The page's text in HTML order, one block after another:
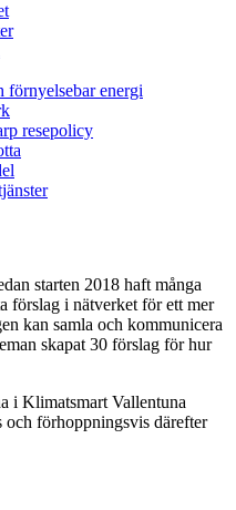
förnyelsebar energi
resepolicy
starten 2018 haft många
förslag i nätverket för ett mer
kan samla och kommunicera
skapat 30 förslag för hur
i Klimatsmart Vallentuna
och förhoppningsvis därefter